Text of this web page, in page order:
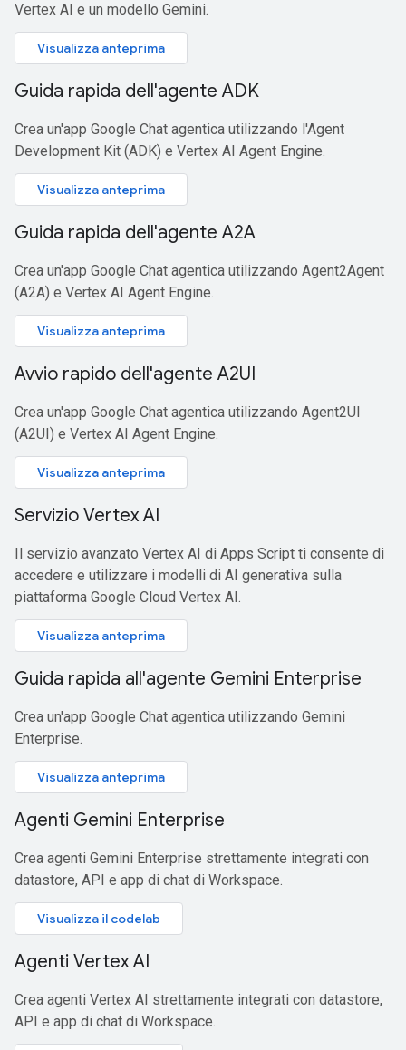
Vertex AI e un modello Gemini.
Visualizza anteprima
Guida rapida dell'agente ADK
Crea un'app Google Chat agentica utilizzando l'Agent
Development Kit (ADK) e Vertex AI Agent Engine.
Visualizza anteprima
Guida rapida dell'agente A2A
Crea un'app Google Chat agentica utilizzando Agent2Agent
(A2A) e Vertex AI Agent Engine.
Visualizza anteprima
Avvio rapido dell'agente A2UI
Crea un'app Google Chat agentica utilizzando Agent2UI
(A2UI) e Vertex AI Agent Engine.
Visualizza anteprima
Servizio Vertex AI
Il servizio avanzato Vertex AI di Apps Script ti consente di
accedere e utilizzare i modelli di AI generativa sulla
piattaforma Google Cloud Vertex AI.
Visualizza anteprima
Guida rapida all'agente Gemini Enterprise
Crea un'app Google Chat agentica utilizzando Gemini
Enterprise.
Visualizza anteprima
Agenti Gemini Enterprise
Crea agenti Gemini Enterprise strettamente integrati con
datastore, API e app di chat di Workspace.
Visualizza il codelab
Agenti Vertex AI
Crea agenti Vertex AI strettamente integrati con datastore,
API e app di chat di Workspace.